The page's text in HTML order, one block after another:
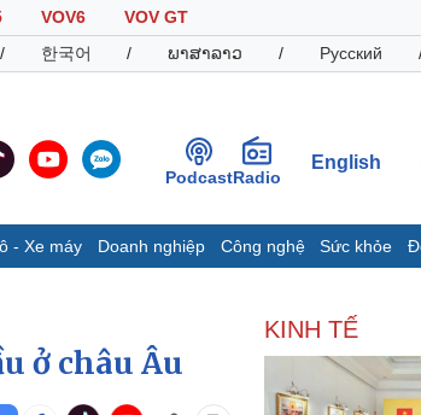
VOV6
VOV GT
/ 한국어 / ພາສາລາວ / Русский
PodcastRadio
English
- Xe máy Doanh nghiệp Công nghệ Sức khỏe
Bất động sản
Khởi nghiệp
ở châu Âu
KINH TẾ